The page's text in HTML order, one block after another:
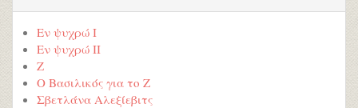
Εν ψυχρώ I
Εν ψυχρώ ΙΙ
Ζ
Ο Βασιλικός για το Ζ
Σβετλάνα Αλεξίεβιτς